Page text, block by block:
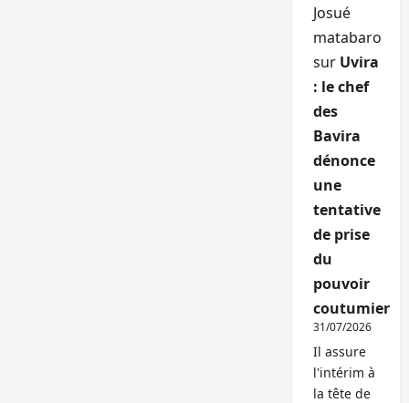
Josué
matabaro
sur Uvira
: le chef
des
Bavira
dénonce
une
tentative
de prise
du
pouvoir
coutumier
31/07/2026
Il assure
l'intérim à
la tête de